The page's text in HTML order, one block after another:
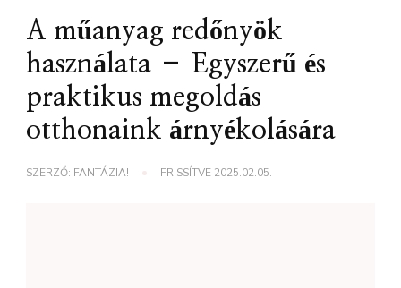
A műanyag redőnyök
használata – Egyszerű és
praktikus megoldás
otthonaink árnyékolására
SZERZŐ: FANTÁZIA! FRISSÍTVE 2025.02.05.